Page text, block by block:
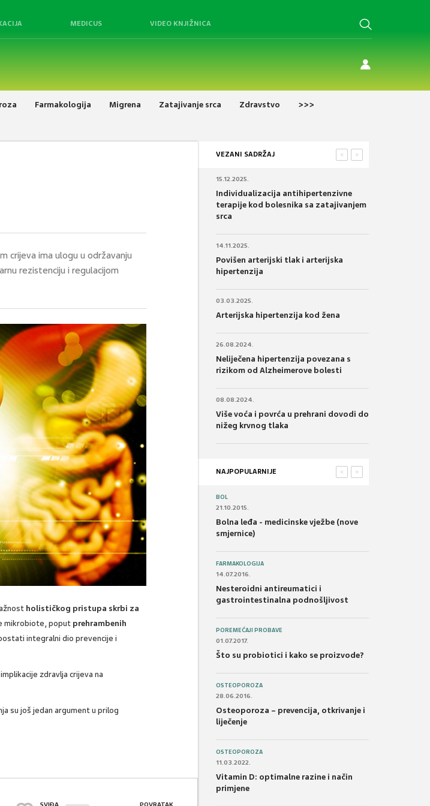
MEDICUS VIDEO KNJIŽNICA
Farmakologija Migrena Zatajivanje srca Zdravstvo >>>
crijeva ima ulogu u održavanju
rezistenciju i regulacijom
holističkog pristupa skrbi za
mikrobiote, poput prehrambenih
integralni dio prevencije i
zdravlja crijeva na
su još jedan argument u prilog
VEZANI SADRŽAJ >
<
15.12.2025.
Individualizacija antihipertenzivne
terapije kod bolesnika sa zatajivanjem
srca
14.11.2025.
Povišen arterijski tlak i arterijska
hipertenzija
03.03.2025.
Arterijska hipertenzija kod žena
26.08.2024.
Neliječena hipertenzija povezana s
rizikom od Alzheimerove bolesti
08.08.2024.
Više voća i povrća u prehrani dovodi do
nižeg krvnog tlaka
NAJPOPULARNIJE >
<
BOL
21.10.2015.
Bolna leđa - medicinske vježbe (nove
smjernice)
FARMAKOLOGIJA
14.07.2016.
Nesteroidni antireumatici i
gastrointestinalna podnošljivost
POREMEĆAJI PROBAVE
01.07.2017.
Što su probiotici i kako se proizvode?
OSTEOPOROZA
28.06.2016.
Osteoporoza – prevencija, otkrivanje i
liječenje
OSTEOPOROZA
11.03.2022.
Vitamin D: optimalne razine i način
primjene